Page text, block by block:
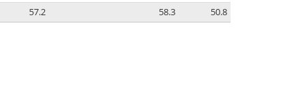
57.2 58.3 50.8